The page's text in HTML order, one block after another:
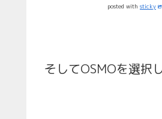
posted with sticky
そしてOSMOを選択